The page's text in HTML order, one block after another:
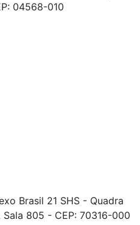
04568-010
Brasil 21 SHS - Quadra
805 - CEP: 70316-000